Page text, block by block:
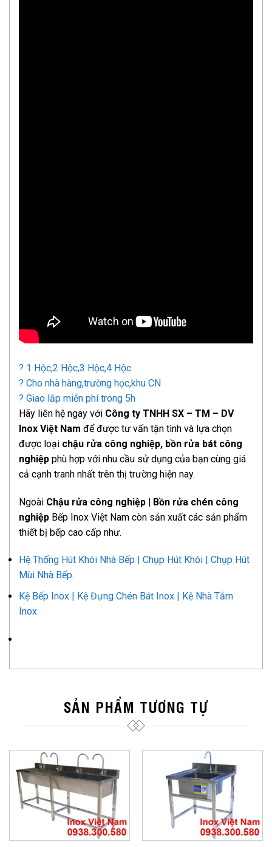
? 1 Hộc,2 Hộc,3 Hộc,4 Hộc
? Cho nhà hàng,trường học,khu CN
? Giao lắp miễn phí trong 5h
Hãy liên hệ ngay với Công ty TNHH SX – TM – DV
Inox Việt Nam để được tư vấn tận tình và lựa chọn
được loại chậu rửa công nghiệp, bồn rửa bát công
nghiệp phù hợp với nhu cầu sử dụng của bạn cùng giá
cả cạnh tranh nhất trên thị trường hiện nay.
Ngoài Chậu rửa công nghiệp | Bồn rửa chén công
nghiệp Bếp Inox Việt Nam còn sản xuất các sản phẩm
thiết bị bếp cao cấp như.
Hệ Thống Hút Khói Nhà Bếp | Chụp Hút Khói | Chụp Hút
Mùi Nhà Bếp.
Kệ Bếp Inox | Kệ Đựng Chén Bát Inox | Kệ Nhà Tắm
Inox
SẢN PHẨM TƯƠNG TỰ